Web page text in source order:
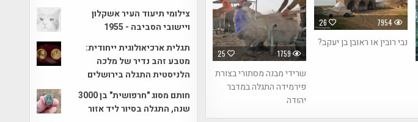
25 1759
שרידי מבנה מסתורי בצורת
פירמידה התגלה במדבר
יהודה
26 7954
נבי רובין או ראובן בן יעקב?
צילומי תיעוד העיר אשקלון
ויישובי הסביבה - 1955
תגלית ארכיאולוגית ייחודית:
מטבע זהב נדיר של מלכה
הלניסטית התגלה בירושלים
חותם מסוג "חרפושית" בן 3000
שנה, התגלה בסיור ליד אזור